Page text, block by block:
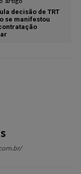
decisão de TRT
se manifestou